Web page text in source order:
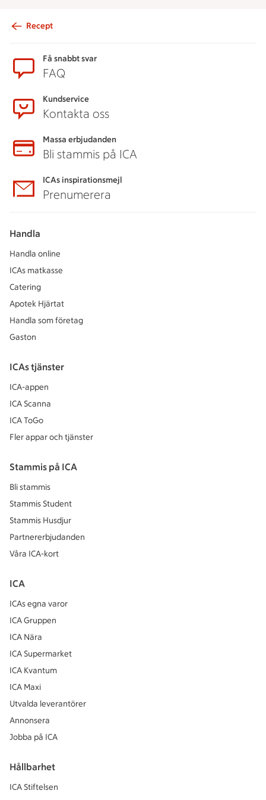
Recept
Få snabbt svar
FAQ
Kundservice
Kontakta oss
Massa erbjudanden
Bli stammis på ICA
ICAs inspirationsmejl
Prenumerera
Handla
Handla online
ICAs matkasse
Catering
Apotek Hjärtat
Handla som företag
Gaston
ICAs tjänster
ICA-appen
ICA Scanna
ICA ToGo
Fler appar och tjänster
Stammis på ICA
Bli stammis
Stammis Student
Stammis Husdjur
Partnererbjudanden
Våra ICA-kort
ICA
ICAs egna varor
ICA Gruppen
ICA Nära
ICA Supermarket
ICA Kvantum
ICA Maxi
Utvalda leverantörer
Annonsera
Jobba på ICA
Hållbarhet
ICA Stiftelsen